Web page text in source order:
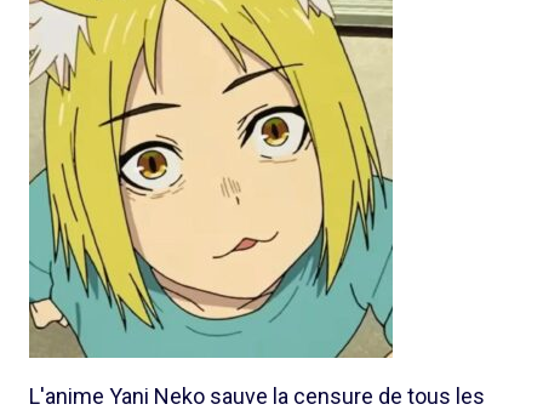
L'anime Yani Neko sauve la censure de tous les